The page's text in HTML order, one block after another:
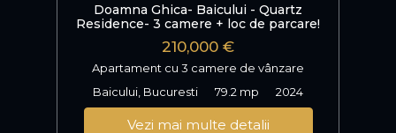
Doamna Ghica- Baicului - Quartz
Residence- 3 camere + loc de parcare!
210,000 €
Apartament cu 3 camere de vânzare
Baicului, Bucuresti
79.2 mp 2024
Vezi mai multe detalii